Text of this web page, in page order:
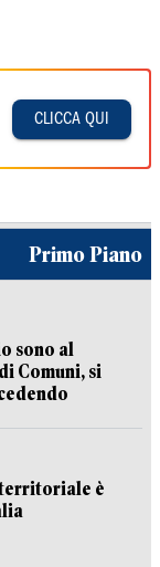
CLICCA QUI
Primo Piano
sono al
Comuni, si
è